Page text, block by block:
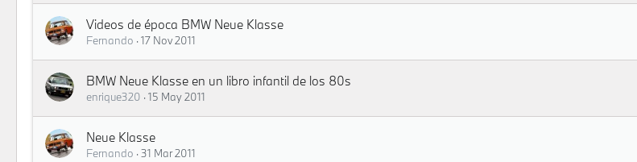
Videos de época BMW Neue Klasse
Fernando 17 Nov 2011
BMW Neue Klasse en un libro infantil de los 80s
enrique320 15 May 2011
Neue Klasse
Fernando 31 Mar 2011